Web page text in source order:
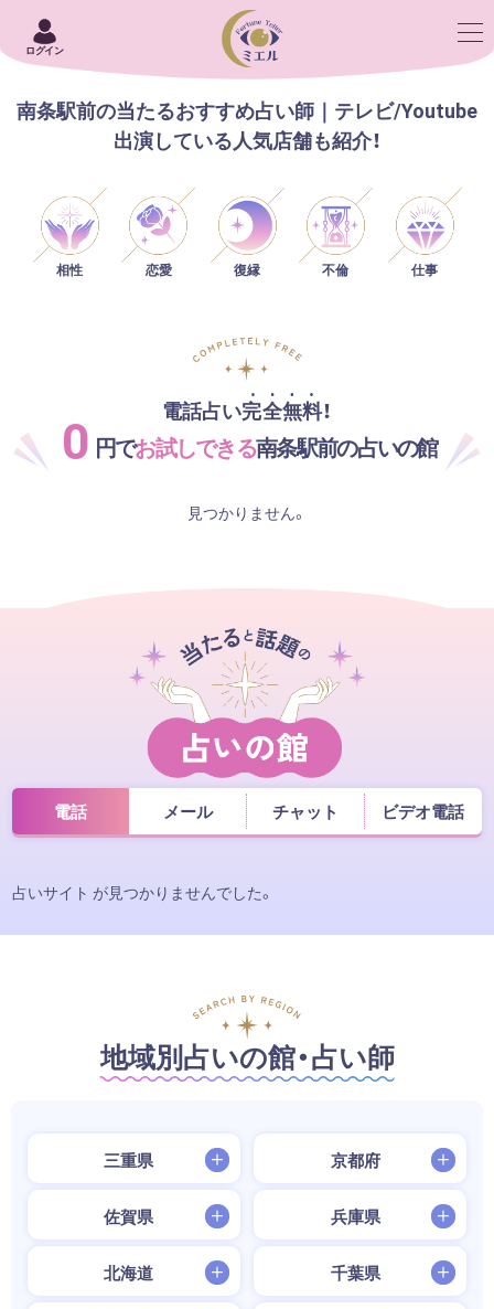
ログイン
南条駅前の当たるおすすめ占い師｜テレビ/Youtube
出演している人気店舗も紹介！
相性 恋愛 復縁 不倫 仕事
電話占い完全無料！
0 円でお試しできる南条駅前の占いの館
見つかりません。
電話 メール チャット ビデオ電話
占いサイト が見つかりませんでした。
地域別占いの館・占い師
三重県 京都府
佐賀県 兵庫県
北海道 千葉県